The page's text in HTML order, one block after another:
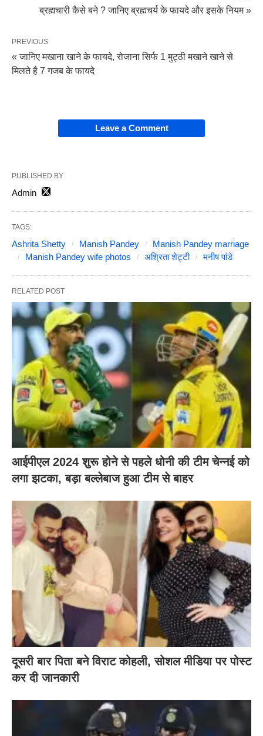
ब्रह्मचारी कैसे बने ? जानिए ब्रह्मचर्य के फायदे और इसके नियम »
PREVIOUS
« जानिए मखाना खाने के फायदे, रोजाना सिर्फ 1 मुट्ठी मखाने खाने से
मिलते है 7 गजब के फायदे
Leave a Comment
PUBLISHED BY
Admin
TAGS:
Ashrita Shetty Manish Pandey
Manish Pandey marriage
Manish Pandey wife photos
अश्रिता शेट्टी मनीष पांडे
RELATED POST
आईपीएल 2024 शुरू होने से पहले धोनी की टीम चेन्नई को
लगा झटका, बड़ा बल्लेबाज हुआ टीम से बाहर
दूसरी बार‌ पिता बने विराट कोहली, सोशल मीडिया पर पोस्ट
कर दी‌ जानकारी